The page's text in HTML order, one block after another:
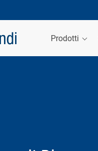
Prodotti